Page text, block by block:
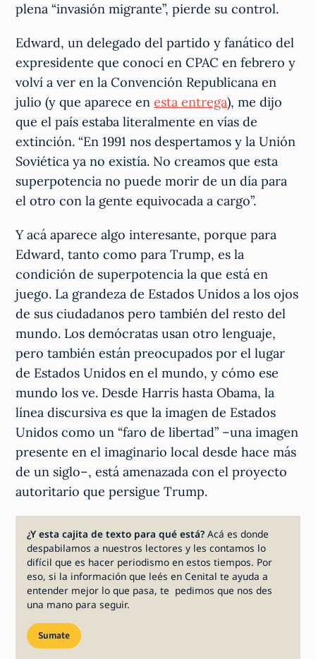
plena “invasión migrante”, pierde su control.
Edward, un delegado del partido y fanático del
expresidente que conocí en CPAC en febrero y
volví a ver en la Convención Republicana en
julio (y que aparece enesta entrega), me dijo
que el país estaba literalmente en vías de
extinción. “En 1991 nos despertamos y la Unión
Soviética ya no existía. No creamos que esta
superpotencia no puede morir de un día para
el otro con la gente equivocada a cargo”.
Y acá aparece algo interesante, porque para
Edward, tanto como para Trump, es la
condición de superpotencia la que está en
juego. La grandeza de Estados Unidos a los ojos
de sus ciudadanos pero también del resto del
mundo. Los demócratas usan otro lenguaje,
pero también están preocupados por el lugar
de Estados Unidos en el mundo, y cómo ese
mundo los ve. Desde Harris hasta Obama, la
línea discursiva es que la imagen de Estados
Unidos como un “faro de libertad” –una imagen
presente en el imaginario local desde hace más
de un siglo–, está amenazada con el proyecto
autoritario que persigue Trump.
¿Y esta cajita de texto para qué está?Acá es donde
despabilamos a nuestros lectores y les contamos lo
difícil que es hacer periodismo en estos tiempos. Por
eso, si la información que leés en Cenital te ayuda a
entender mejor lo que pasa, te pedimos que nos des
una mano para seguir.
Sumate